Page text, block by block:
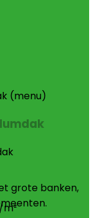
grote banken,